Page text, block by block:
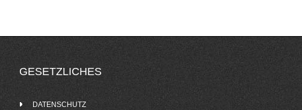
GESETZLICHES
DATENSCHUTZ